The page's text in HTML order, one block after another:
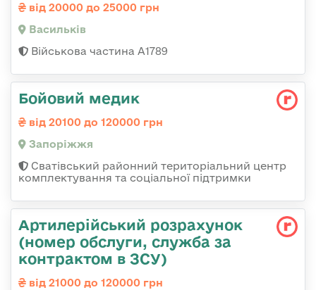
від 20000 до 25000 грн
Васильків
Військова частина А1789
Бойовий медик
від 20100 до 120000 грн
Запоріжжя
Сватівський районний територіальний центр
комплектування та соціальної підтримки
Артилерійський розрахунок
(номер обслуги, служба за
контрактом в ЗСУ)
від 21000 до 120000 грн